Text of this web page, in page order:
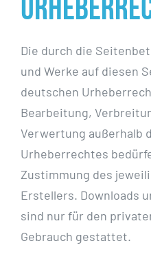
Die durch die
und Werke auf diesen
deutschen
Bearbeitung,
Verwertung außerhalb
Urheberrechtes
Zustimmung des
Erstellers. Downloads
sind nur für den
Gebrauch gestattet.